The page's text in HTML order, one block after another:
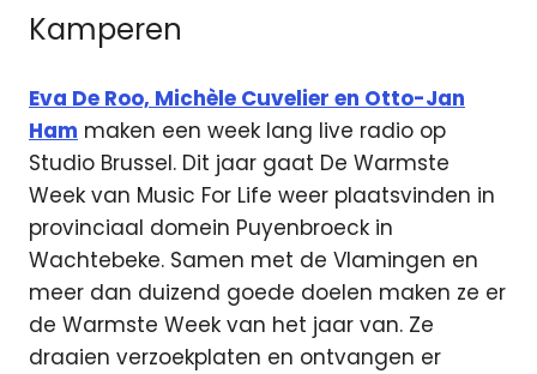
Kamperen
Eva De Roo, Michèle Cuvelier en Otto-Jan
Ham maken een week lang live radio op
Studio Brussel. Dit jaar gaat De Warmste
Week van Music For Life weer plaatsvinden in
provinciaal domein Puyenbroeck in
Wachtebeke. Samen met de Vlamingen en
meer dan duizend goede doelen maken ze er
de Warmste Week van het jaar van. Ze
draaien verzoekplaten en ontvangen er